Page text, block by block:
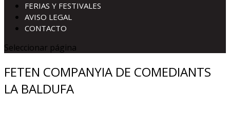
FERIAS Y FESTIVALES
AVISO LEGAL
CONTACTO
Seleccionar página
FETEN COMPANYIA DE COMEDIANTS
LA BALDUFA